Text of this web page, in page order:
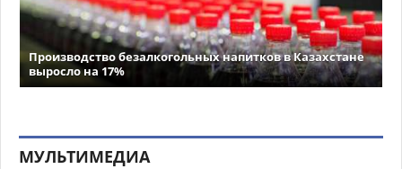
Производство безалкогольных напитков в Казахстане
выросло на 17%
МУЛЬТИМЕДИА